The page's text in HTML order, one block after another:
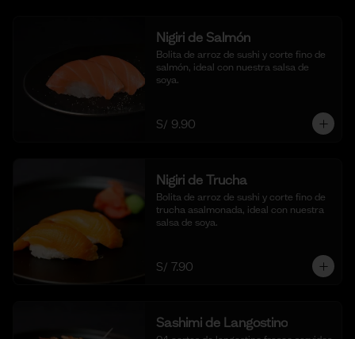
Nigiri de Salmón
Bolita de arroz de sushi y corte fino de
salmón, ideal con nuestra salsa de
soya.
S/ 9.90
Nigiri de Trucha
Bolita de arroz de sushi y corte fino de
trucha asalmonada, ideal con nuestra
salsa de soya.
S/ 7.90
Sashimi de Langostino